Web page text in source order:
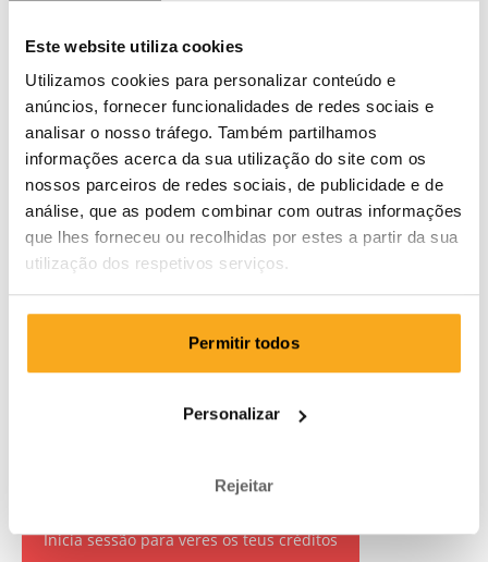
Este website utiliza cookies
Utilizamos cookies para personalizar conteúdo e
anúncios, fornecer funcionalidades de redes sociais e
analisar o nosso tráfego. Também partilhamos
informações acerca da sua utilização do site com os
nossos parceiros de redes sociais, de publicidade e de
análise, que as podem combinar com outras informações
que lhes forneceu ou recolhidas por estes a partir da sua
utilização dos respetivos serviços.
Permitir todos
Personalizar
Rejeitar
Inicia sessão para veres os teus créditos